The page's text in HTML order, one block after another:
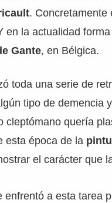
. Concretamente
en la actualidad
Gante, en Bélgica.
toda una serie de
tipo de demencia
cleptómano quería
esta época de la
el carácter que
enfrentó a esta tarea